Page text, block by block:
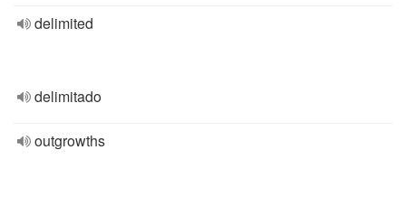
delimited
delimitado
outgrowths